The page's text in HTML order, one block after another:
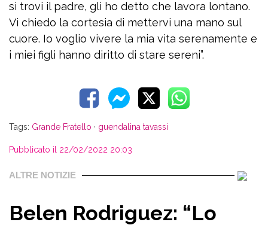
si trovi il padre, gli ho detto che lavora lontano.
Vi chiedo la cortesia di mettervi una mano sul
cuore. Io voglio vivere la mia vita serenamente e
i miei figli hanno diritto di stare sereni”.
Tags: Grande Fratello · guendalina tavassi
Pubblicato il 22/02/2022 20:03
ALTRE NOTIZIE
Belen Rodriguez: “Lo